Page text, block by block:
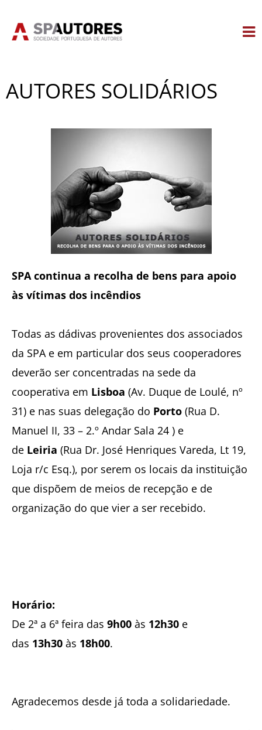
AUTORES SOLIDÁRIOS
SPA continua a recolha de bens para apoio
às vítimas dos incêndios
Todas as dádivas provenientes dos associados
da SPA e em particular dos seus cooperadores
deverão ser concentradas na sede da
cooperativa em Lisboa (Av. Duque de Loulé, nº
31) e nas suas delegação do Porto (Rua D.
Manuel II, 33 – 2.º Andar Sala 24 ) e
de Leiria (Rua Dr. José Henriques Vareda, Lt 19,
Loja r/c Esq.), por serem os locais da instituição
que dispõem de meios de recepção e de
organização do que vier a ser recebido.
Horário:
De 2ª a 6ª feira das 9h00 às 12h30 e
das 13h30 às 18h00.
Agradecemos desde já toda a solidariedade.